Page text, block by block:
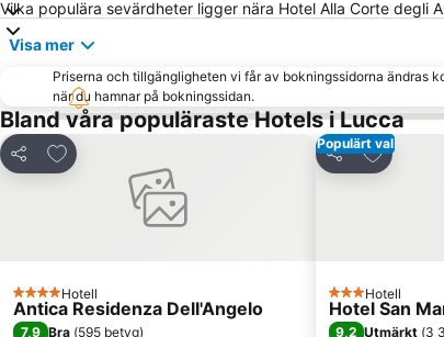
Vilka populära sevärdheter ligger nära Hotel Alla Corte degli
Visa mer
Priserna och tillgängligheten vi får av bokningssidorna ändras
när du hamnar på bokningssidan.
Bland våra populäraste Hotels i Lucca
Dela
Lägg till i Mina Favoriter
4 Stjärnor
Hotell
Antica Residenza Dell'Angelo
7,9 Bra (595 betyg)
Populärt val
Dela
Lägg till i
3 Stjärnor
Hotell
Hotel San
9,2 Utmärkt (3